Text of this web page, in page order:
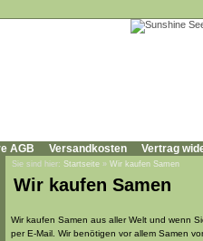
AGB Versandkosten Vertrag
Sie sind hier: Startseite » Wir kaufen Samen
Wir kaufen Samen
Wir kaufen Samen aus aller Welt und wenn
per E-Mail. Wir benötigen vor allem Samen